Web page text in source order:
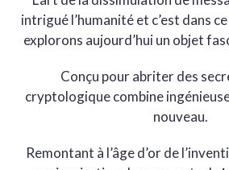
intrigué l’humanité et c’est dans
explorons aujourd’hui un objet
Conçu pour abriter des
cryptologique combine
nouveau.
Remontant à l’âge d’or de